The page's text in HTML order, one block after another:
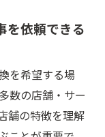
を依頼できる
を希望する場
数の店舗・サー
舗の特徴を理解